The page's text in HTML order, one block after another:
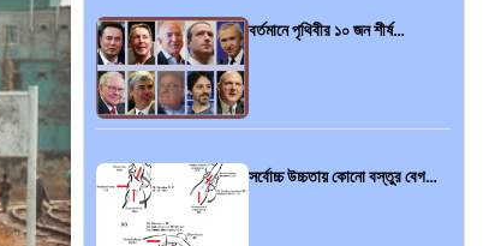
বর্তমানে পৃথিবীর ১০ জন শীর্ষ…
সর্বোচ্চ উচ্চতায় কোনো বস্তুর বেগ…